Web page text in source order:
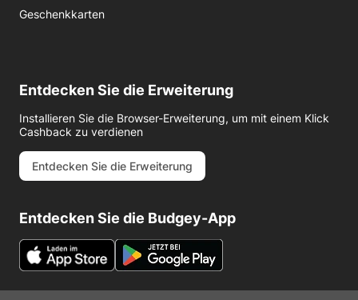
Geschenkkarten
Entdecken Sie die Erweiterung
Installieren Sie die Browser-Erweiterung, um mit einem Klick
Cashback zu verdienen
Entdecken Sie die Erweiterung
Entdecken Sie die Budgey-App